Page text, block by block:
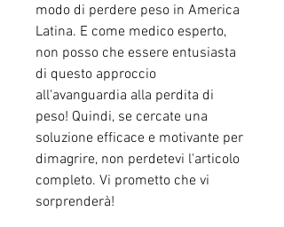
modo di perdere peso in America
Latina. E come medico esperto,
non posso che essere entusiasta
di questo approccio
all'avanguardia alla perdita di
peso! Quindi, se cercate una
soluzione efficace e motivante per
dimagrire, non perdetevi l'articolo
completo. Vi prometto che vi
sorprenderà!